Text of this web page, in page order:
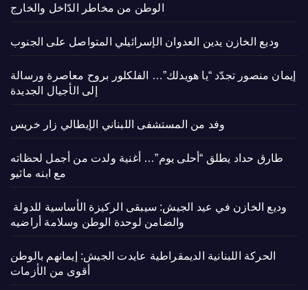
الوطن من مخاطر الدّاخل والخارج
وديع الخازن يدين العدوان الإسرائيلي المتواصل على الجنوب
إيمان منصور تجدّد “يا هويدلك”… الفلكلور بروح معاصرة ورسالة
إلى الأجيال الجديدة
وفد من المستشفى اللبناني الإيطالي زار خريس
طارق حداد يطلق “أحلى يوم”… أغنية ولدت من أجمل لحظاته
مع ابنه ماثيو
والضامن لوحدة الوطن وسلامة أراضيه
الحركة اللبنانية الديمقراطية عايدت الجيش: إيمانهم بالوطن
أقوى من الأزمات